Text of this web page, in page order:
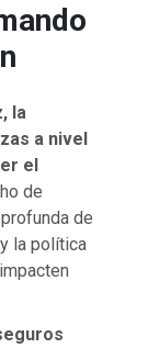
la
a nivel
el
de
de
la política